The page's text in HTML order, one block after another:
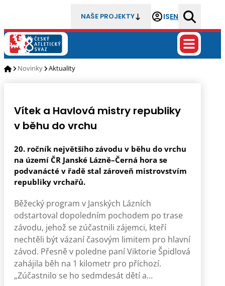
NAŠE PROJEKTY ISEN
Novinky Aktuality
Vítek a Havlová mistry republiky
v běhu do vrchu
20. ročník největšího závodu v běhu do vrchu
na území ČR Janské Lázně–Černá hora se
podvanácté v řadě stal zároveň mistrovstvím
republiky vrchařů.
Běžecký program v Janských Lázních
odstartoval dopoledním pochodem po trase
závodu, jehož se zúčastnili zájemci, kteří
nechtěli být vázaní časovým limitem pro hlavní
závod. Přesně v poledne paní Viktorie Špidlová
zahájila běh na 1 kilometr pro příchozí.
„Zúčastnilo se ho sedmdesát dětí a…